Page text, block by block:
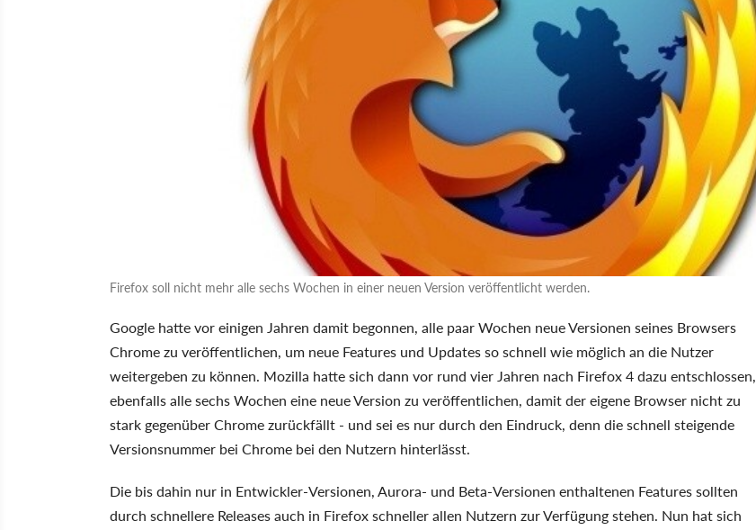
Firefox soll nicht mehr alle sechs Wochen in einer neuen Version veröffentlicht werden.
Google hatte vor einigen Jahren damit begonnen, alle paar Wochen neue Versionen seines Browsers
Chrome zu veröffentlichen, um neue Features und Updates so schnell wie möglich an die Nutzer
weitergeben zu können. Mozilla hatte sich dann vor rund vier Jahren nach Firefox 4 dazu entschlossen,
ebenfalls alle sechs Wochen eine neue Version zu veröffentlichen, damit der eigene Browser nicht zu
stark gegenüber Chrome zurückfällt - und sei es nur durch den Eindruck, denn die schnell steigende
Versionsnummer bei Chrome bei den Nutzern hinterlässt.
Die bis dahin nur in Entwickler-Versionen, Aurora- und Beta-Versionen enthaltenen Features sollten
durch schnellere Releases auch in Firefox schneller allen Nutzern zur Verfügung stehen. Nun hat sich